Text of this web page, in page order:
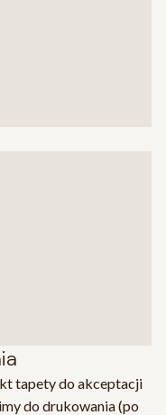
tapety do akceptacji
do drukowania (po